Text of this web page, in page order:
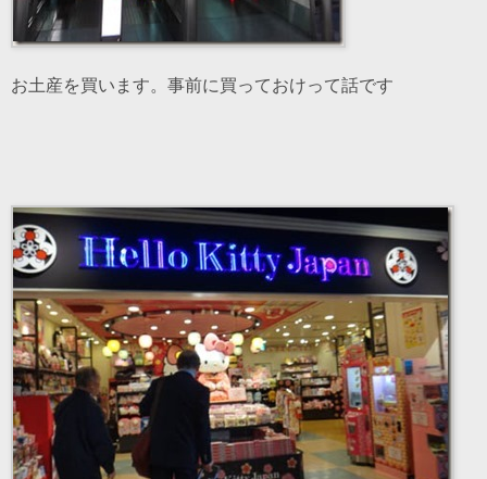
お土産を買います。事前に買っておけって話です